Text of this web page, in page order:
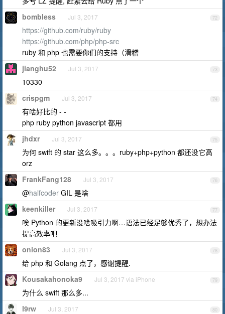
72
bombless Jul 3, 2017
https://github.com/ruby/ruby
https://github.com/php/php-src
ruby 和 php 也需要你们的支持（滑稽
73
jianghu52 Jul 3, 2017
10330
74
crispgm Jul 3, 2017
有啥好比的 - -
php ruby python javascript 都用
75
jhdxr Jul 3, 2017
为何 swift 的 star 这么多。。。ruby+php+python 都还没它高
orz
76
FrankFang128 Jul 3, 2017
@halfcoder GIL 是啥
77
keenkiller Jul 3, 2017
唉 Python 的更新没啥吸引力啊…语法已经足够优秀了，想办法
提高效率吧
78
onion83 Jul 3, 2017
给 php 和 Golang 点了，感谢提醒.
79
Kousakahonoka9 Jul 3, 2017 via iPhone
为什么 swift 那么多...
80
l9rw Jul 3, 2017